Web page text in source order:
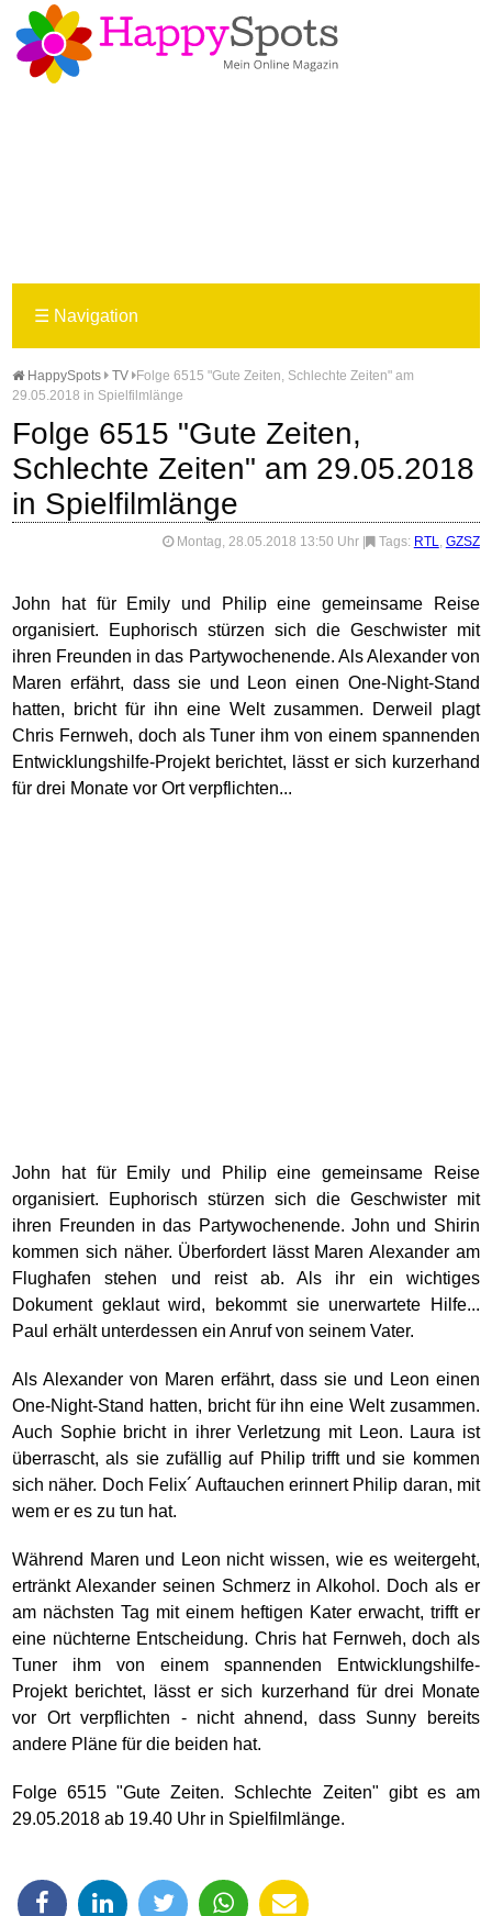
☰ Navigation
HappySpots TV
Folge 6515 "Gute Zeiten, Schlechte Zeiten" am
29.05.2018 in Spielfilmlänge
Folge 6515 "Gute Zeiten,
Schlechte Zeiten" am 29.05.2018
in Spielfilmlänge
Montag, 28.05.2018 13:50 Uhr Tags: RTL, GZSZ
John hat für Emily und Philip eine gemeinsame Reise
organisiert. Euphorisch stürzen sich die Geschwister mit
ihren Freunden in das Partywochenende. Als Alexander von
Maren erfährt, dass sie und Leon einen One-Night-Stand
hatten, bricht für ihn eine Welt zusammen. Derweil plagt
Chris Fernweh, doch als Tuner ihm von einem spannenden
Entwicklungshilfe-Projekt berichtet, lässt er sich kurzerhand
für drei Monate vor Ort verpflichten...
John hat für Emily und Philip eine gemeinsame Reise
organisiert. Euphorisch stürzen sich die Geschwister mit
ihren Freunden in das Partywochenende. John und Shirin
kommen sich näher. Überfordert lässt Maren Alexander am
Flughafen stehen und reist ab. Als ihr ein wichtiges
Dokument geklaut wird, bekommt sie unerwartete Hilfe...
Paul erhält unterdessen ein Anruf von seinem Vater.
Als Alexander von Maren erfährt, dass sie und Leon einen
One-Night-Stand hatten, bricht für ihn eine Welt zusammen.
Auch Sophie bricht in ihrer Verletzung mit Leon. Laura ist
überrascht, als sie zufällig auf Philip trifft und sie kommen
sich näher. Doch Felix´ Auftauchen erinnert Philip daran, mit
wem er es zu tun hat.
Während Maren und Leon nicht wissen, wie es weitergeht,
ertränkt Alexander seinen Schmerz in Alkohol. Doch als er
am nächsten Tag mit einem heftigen Kater erwacht, trifft er
eine nüchterne Entscheidung. Chris hat Fernweh, doch als
Tuner ihm von einem spannenden Entwicklungshilfe-
Projekt berichtet, lässt er sich kurzerhand für drei Monate
vor Ort verpflichten - nicht ahnend, dass Sunny bereits
andere Pläne für die beiden hat.
Folge 6515 "Gute Zeiten. Schlechte Zeiten" gibt es am
29.05.2018 ab 19.40 Uhr in Spielfilmlänge.